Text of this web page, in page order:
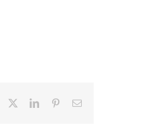
Facebook LinkedInPinterest
E-